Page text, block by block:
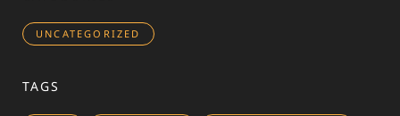
UNCATEGORIZED
TAGS